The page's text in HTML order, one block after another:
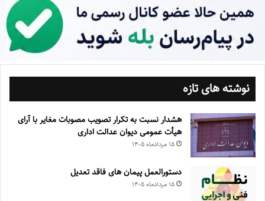
نوشته های تازه
هشدار نسبت به تکرار تصویب مصوبات مغایر با آرای
هیأت عمومی دیوان عدالت اداری
۱۵ مرداد‌ماه ۱۴۰۵
دستورالعمل پیمان های فاقد تعدیل
۱۵ مرداد‌ماه ۱۴۰۵